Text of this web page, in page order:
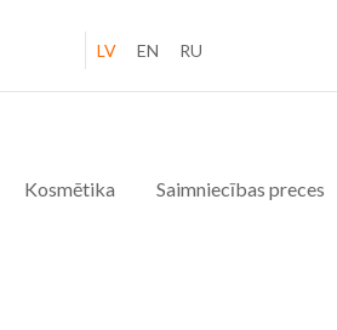
LV EN RU
Kosmētika Saimniecības preces